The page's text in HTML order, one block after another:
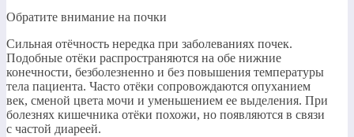
Обратите внимание на почки
Сильная отёчность нередка при заболеваниях почек.
Подобные отёки распространяются на обе нижние
конечности, безболезненно и без повышения температуры
тела пациента. Часто отёки сопровождаются опуханием
век, сменой цвета мочи и уменьшением ее выделения. При
болезнях кишечника отёки похожи, но появляются в связи
с частой диареей.